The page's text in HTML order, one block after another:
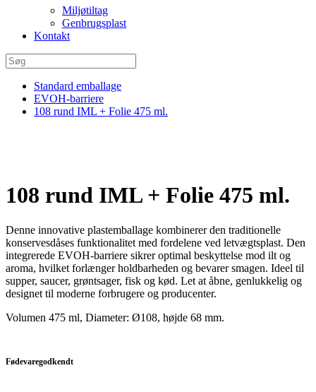
Miljøtiltag
Genbrugsplast
Kontakt
Standard emballage
EVOH-barriere
108 rund IML + Folie 475 ml.
108 rund IML + Folie 475 ml.
Denne innovative plastemballage kombinerer den traditionelle
konservesdåses funktionalitet med fordelene ved letvægtsplast. Den
integrerede EVOH-barriere sikrer optimal beskyttelse mod ilt og
aroma, hvilket forlænger holdbarheden og bevarer smagen. Ideel til
supper, saucer, grøntsager, fisk og kød. Let at åbne, genlukkelig og
designet til moderne forbrugere og producenter.
Volumen 475 ml, Diameter: Ø108, højde 68 mm.
Fødevaregodkendt